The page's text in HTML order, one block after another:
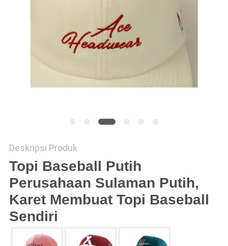
Deskripsi Produk
Topi Baseball Putih
Perusahaan Sulaman Putih,
Karet Membuat Topi Baseball
Sendiri